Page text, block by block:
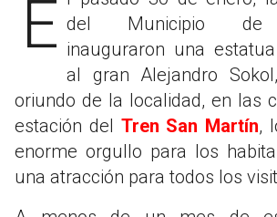
El pasado 30 de enero, las autoridades del Municipio de
inauguraron una
al gran Alejandro
oriundo de la localidad, en las
estación del Tren San Martín,
enorme orgullo para los
una atracción para todos los